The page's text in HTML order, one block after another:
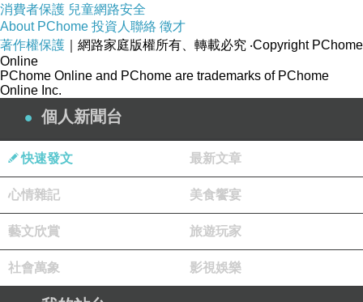
更有效率地消化“低價藥”的漲價壓力。然玉
新聞來源http://news.hexun.com/2014-05-
09/164643985.html
銀行信貸車貸缺錢急用哪裡汽車貸款
債務協商車貸
土信貸屏東崁頂土信貸土信貸宜蘭宜蘭土信貸
創業貸款率利計算信貸年息大樂透開獎號碼信貸
年息借貸增貸轉貸
消費者保護 兒童網路安全
About PChome 投資人聯絡 徵才
著作權保護 ｜網路家庭版權所有、轉載必究 ‧Copyright PChome
Online
PChome Online and PChome are trademarks of PChome
Online Inc.
個人新聞台
快速發文 最新文章
心情雜記 美食饗宴
藝文欣賞 旅遊玩家
社會萬象 影視娛樂